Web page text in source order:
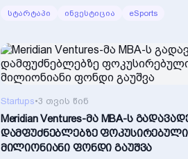
სტარტაპი ინვესტიცია eSports
Startups•3 თვის წინ
Meridian Ventures-მა MBA-ს
დამფუძნებლებზე ფოკუსირებული
მილიონიანი ფონდი გაუშვა